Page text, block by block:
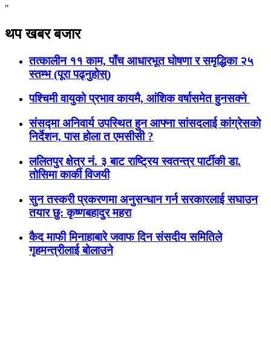
"
थप खबर बजार
तत्कालीन ११ काम, पाँच आधारभूत घोषणा र समृद्धिका २५
स्तम्भ (पूरा पढ्नुहोस्)
पश्चिमी वायुको प्रभाव कायमै, आंशिक वर्षासमेत हुनसक्ने
संसद्मा अनिवार्य उपस्थित हुन आफ्ना सांसदलाई कांग्रेसको
निर्देशन, पास होला त एमसीसी ?
ललितपुर क्षेत्र नं. ३ बाट राष्ट्रिय स्वतन्त्र पार्टीकी डा.
तोसिमा कार्की विजयी
सुन तस्करी प्रकरणमा अनुसन्धान गर्न सरकारलाई सघाउन
तयार छु: कृष्णबहादुर महरा
कैद माफी मिनाहाबारे जवाफ दिन संसदीय समितिले
गृहमन्त्रीलाई बोलाउने